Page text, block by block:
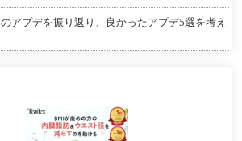
アプデを振り返り、良かったアプデ5選を考え